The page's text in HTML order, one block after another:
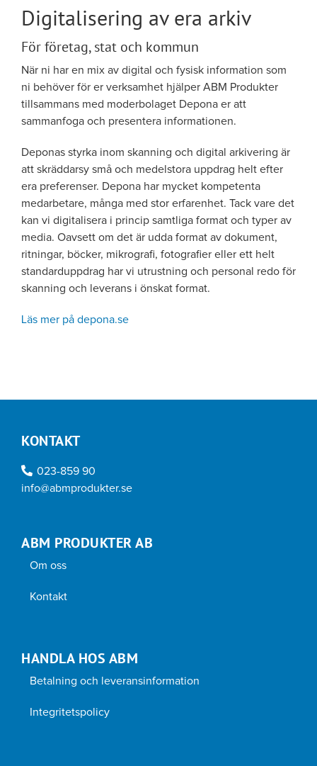
Digitalisering av era arkiv
För företag, stat och kommun
När ni har en mix av digital och fysisk information som
ni behöver för er verksamhet hjälper ABM Produkter
tillsammans med moderbolaget Depona er att
sammanfoga och presentera informationen.
Deponas styrka inom skanning och digital arkivering är
att skräddarsy små och medelstora uppdrag helt efter
era preferenser. Depona har mycket kompetenta
medarbetare, många med stor erfarenhet. Tack vare det
kan vi digitalisera i princip samtliga format och typer av
media. Oavsett om det är udda format av dokument,
ritningar, böcker, mikrografi, fotografier eller ett helt
standarduppdrag har vi utrustning och personal redo för
skanning och leverans i önskat format.
Läs mer på depona.se
KONTAKT
023-859 90
info@abmprodukter.se
ABM PRODUKTER AB
Om oss
Kontakt
HANDLA HOS ABM
Betalning och leveransinformation
Integritetspolicy